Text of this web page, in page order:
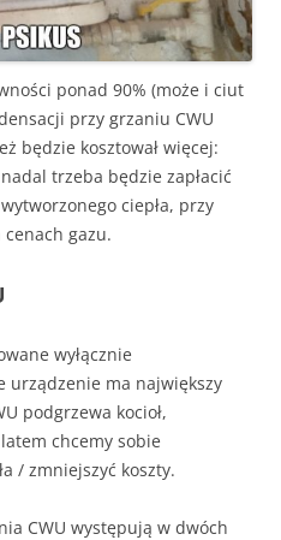
ponad 90% (może i ciut
przy grzaniu CWU
będzie kosztował więcej:
trzeba będzie zapłacić
ciepła, przy
gazu.
wyłącznie
urządzenie ma największy
podgrzewa kocioł,
chcemy sobie
/ zmniejszyć koszty.
CWU występują w dwóch